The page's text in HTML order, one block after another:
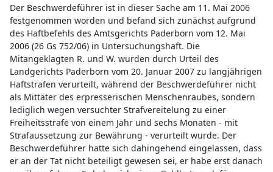
Der Beschwerdeführer ist in dieser Sache am 11. Mai 2006
festgenommen worden und befand sich zunächst aufgrund
des Haftbefehls des Amtsgerichts Paderborn vom 12. Mai
2006 (26 Gs 752/06) in Untersuchungshaft. Die
Mitangeklagten R. und W. wurden durch Urteil des
Landgerichts Paderborn vom 20. Januar 2007 zu langjährigen
Haftstrafen verurteilt, während der Beschwerdeführer nicht
als Mittäter des erpresserischen Menschenraubes, sondern
lediglich wegen versuchter Strafvereitelung zu einer
Freiheitsstrafe von einem Jahr und sechs Monaten - mit
Strafaussetzung zur Bewährung - verurteilt wurde. Der
Beschwerdeführer hatte sich dahingehend eingelassen, dass
er an der Tat nicht beteiligt gewesen sei, er habe erst danach